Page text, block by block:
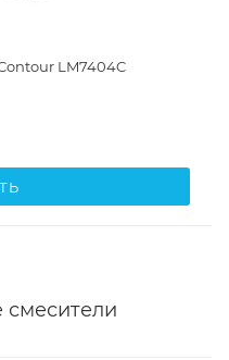
LM7404C
смесители